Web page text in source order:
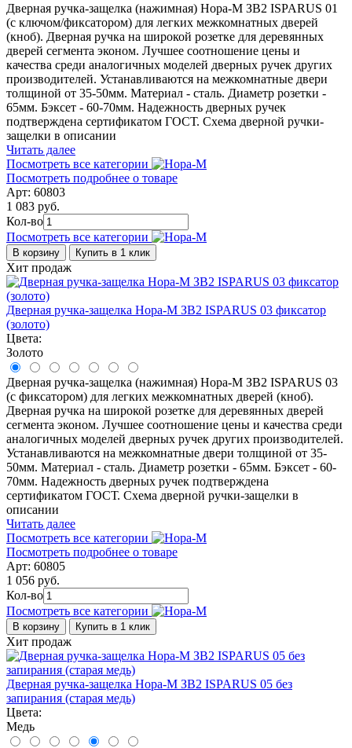
Дверная ручка-защелка (нажимная) Нора-М ЗВ2 ISPARUS 01
(с ключом/фиксатором) для легких межкомнатных дверей
(кноб). Дверная ручка на широкой розетке для деревянных
дверей сегмента эконом. Лучшее соотношение цены и
качества среди аналогичных моделей дверных ручек других
производителей. Устанавливаются на межкомнатные двери
толщиной от 35-50мм. Материал - сталь. Диаметр розетки -
65мм. Бэксет - 60-70мм. Надежность дверных ручек
подтверждена сертификатом ГОСТ. Схема дверной ручки-
защелки в описании
Читать далее
Посмотреть все категории
Посмотреть подробнее о товаре
Арт: 60803
1 083 руб.
Кол-во
Посмотреть все категории
В корзину Купить в 1 клик
Хит продаж
Дверная ручка-защелка Нора-М ЗВ2 ISPARUS 03 фиксатор
(золото)
Цвета:
Золото
Дверная ручка-защелка (нажимная) Нора-М ЗВ2 ISPARUS 03
(с фиксатором) для легких межкомнатных дверей (кноб).
Дверная ручка на широкой розетке для деревянных дверей
сегмента эконом. Лучшее соотношение цены и качества среди
аналогичных моделей дверных ручек других производителей.
Устанавливаются на межкомнатные двери толщиной от 35-
50мм. Материал - сталь. Диаметр розетки - 65мм. Бэксет - 60-
70мм. Надежность дверных ручек подтверждена
сертификатом ГОСТ. Схема дверной ручки-защелки в
описании
Читать далее
Посмотреть все категории
Посмотреть подробнее о товаре
Арт: 60805
1 056 руб.
Кол-во
Посмотреть все категории
В корзину Купить в 1 клик
Хит продаж
Дверная ручка-защелка Нора-М ЗВ2 ISPARUS 05 без
запирания (старая медь)
Цвета:
Медь